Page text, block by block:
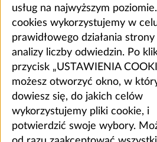
usług na najwyższym
cookies wykorzystujemy w
prawidłowego działania
analizy liczby odwiedzin. Po
przycisk „USTAWIENIA
możesz otworzyć okno, w
dowiesz się, do jakich celów
wykorzystujemy pliki cookie, i
potwierdzić swoje wybory.